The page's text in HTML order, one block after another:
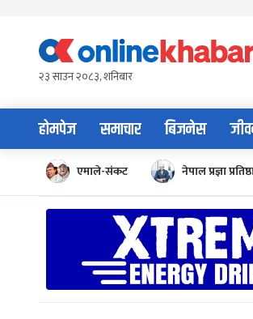
content२३ साउन २०८३, शनिबार
होमपेज समाचार बिजनेस
एमाले-संकट नेपाल प्रज्ञा